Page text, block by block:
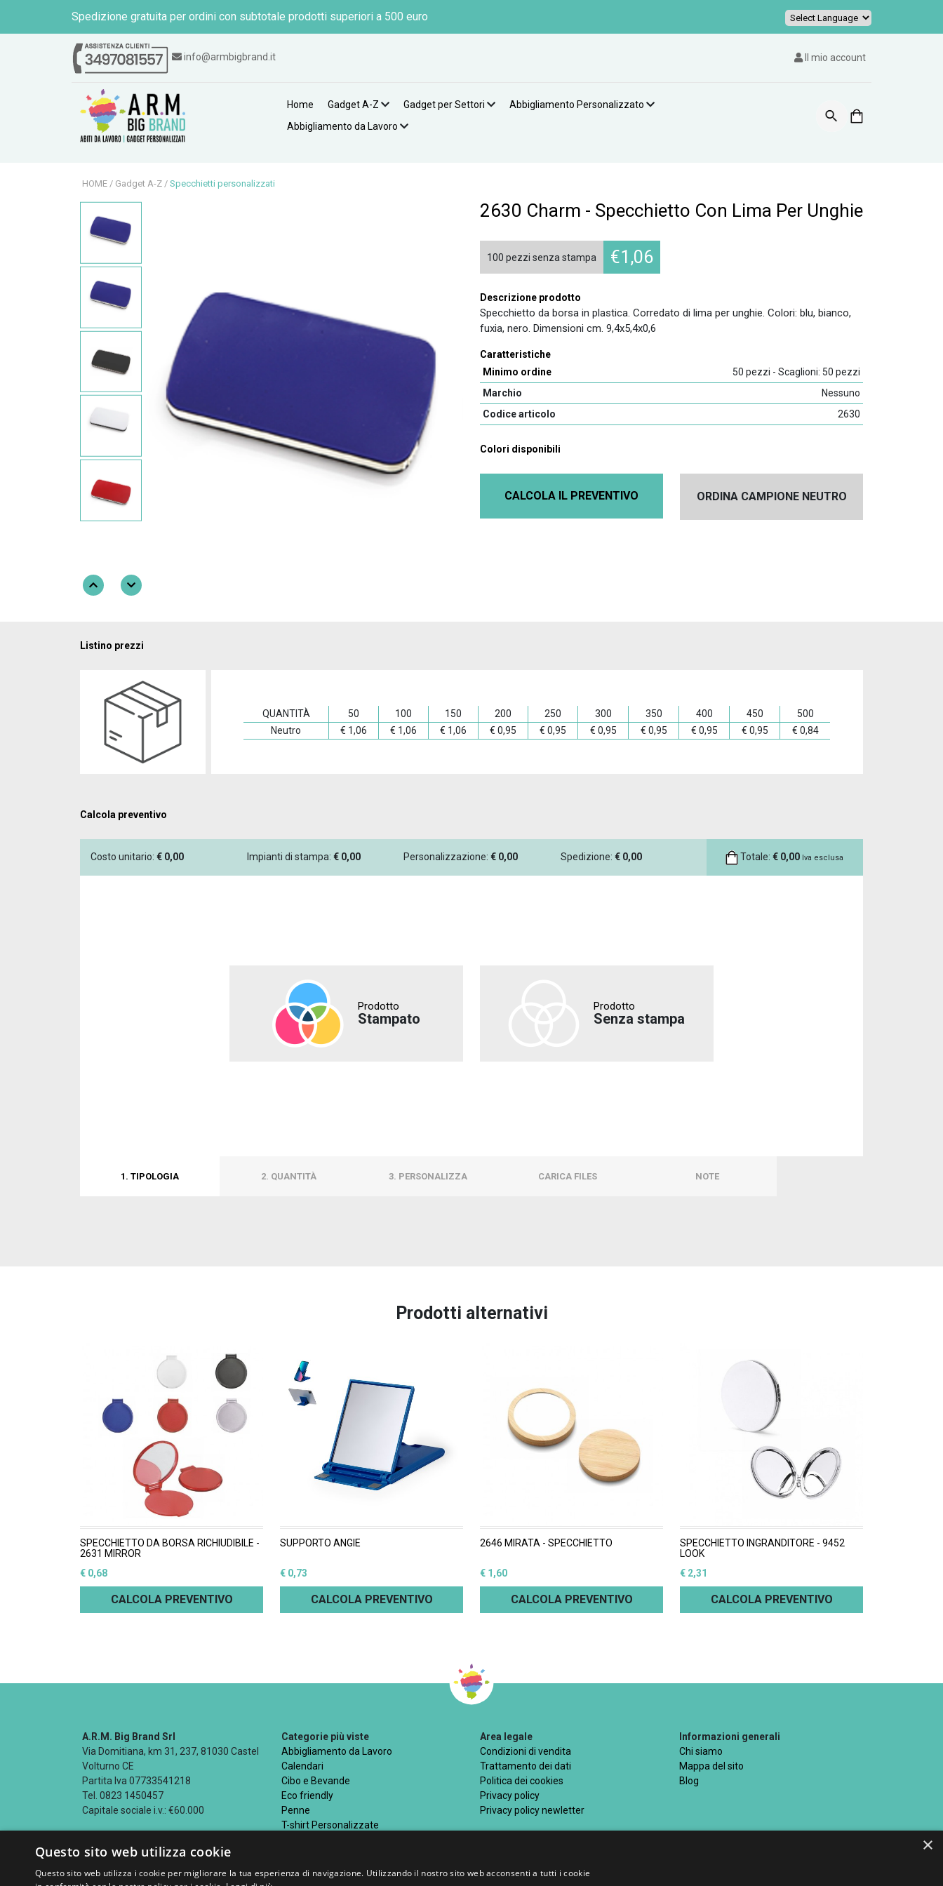
Spedizione gratuita per ordini con subtotale prodotti superiori a 500 euro
Powered by
info@armbigbrand.it Il mio account
Home Gadget A-Z Gadget per Settori
Abbigliamento Personalizzato
Abbigliamento da Lavoro
HOME / Gadget A-Z / Specchietti personalizzati
2630 Charm - Specchietto Con Lima Per Unghie
100 pezzi senza stampa €1,06
Descrizione prodotto
Specchietto da borsa in plastica. Corredato di lima per unghie. Colori: blu, bianco,
fuxia, nero. Dimensioni cm. 9,4x5,4x0,6
Caratteristiche
Minimo ordine
50 pezzi - Scaglioni: 50 pezzi
Marchio
Nessuno
Codice articolo
2630
Colori disponibili
CALCOLA IL PREVENTIVO ORDINA CAMPIONE NEUTRO
Listino prezzi
QUANTITÀ 50 100 150 200 250 300 350 400 450
500
Neutro
€ 1,06 € 1,06 € 1,06 € 0,95 € 0,95 € 0,95 € 0,95 € 0,95 € 0,95 € 0,84
Calcola preventivo
Costo unitario: € 0,00 Impianti di stampa:€ 0,00 Personalizzazione:€ 0,00 Spedizione: € 0,00 Totale:€ 0,00 Iva esclusa
Prodotto
Stampato
Prodotto
Senza stampa
1. TIPOLOGIA 2. QUANTITÀ 3. PERSONALIZZA CARICA FILES NOTE
Prodotti alternativi
SPECCHIETTO DA BORSA RICHIUDIBILE -
2631 MIRROR
€ 0,68
CALCOLA PREVENTIVO
SUPPORTO ANGIE
€ 0,73
CALCOLA PREVENTIVO
2646 MIRATA - SPECCHIETTO
€ 1,60
CALCOLA PREVENTIVO
SPECCHIETTO INGRANDITORE - 9452
LOOK
€ 2,31
CALCOLA PREVENTIVO
A.R.M. Big Brand Srl
Via Domitiana, km 31, 237, 81030 Castel
Volturno CE
Partita Iva 07733541218
Tel. 0823 1450457
Capitale sociale i.v.: €60.000
Categorie più viste
Abbigliamento da Lavoro
Calendari
Cibo e Bevande
Eco friendly
Penne
T-shirt Personalizzate
Area legale
Condizioni di vendita
Trattamento dei dati
Politica dei cookies
Privacy policy
Privacy policy newletter
Informazioni generali
Chi siamo
Mappa del sito
Blog
×
Questo sito web utilizza cookie
Questo sito web utilizza i cookie per migliorare la tua esperienza di navigazione. Utilizzando il nostro sito web acconsenti a tutti i cookie